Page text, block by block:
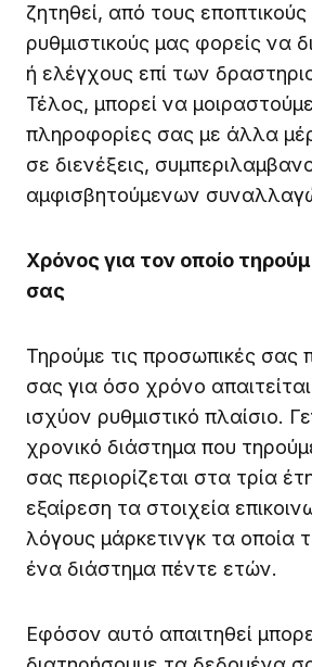
ζητηθεί, από τους εποπτικούς
ρυθμιστικούς μας φορείς να
ή ελέγχους επί των
Τέλος, μπορεί να
πληροφορίες σας με άλλα
σε διενέξεις,
αμφισβητούμενων
Χρόνος για τον οποίο
σας
Τηρούμε τις προσωπικές σας
σας για όσο χρόνο
ισχύον ρυθμιστικό πλαίσιο.
χρονικό διάστημα που
σας περιορίζεται στα τρία
εξαίρεση τα στοιχεία
λόγους μάρκετινγκ τα οποία
ένα διάστημα πέντε ετών.
Εφόσον αυτό απαιτηθεί